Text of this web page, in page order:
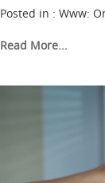
Posted in : Www:
Read More...